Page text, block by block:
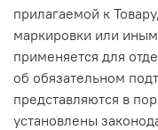
прилагаемой к
маркировки или
применяется для
об обязательном
представляются в
установлены